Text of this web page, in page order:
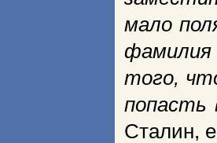
мало
фамилия
того,
попасть
Сталин,